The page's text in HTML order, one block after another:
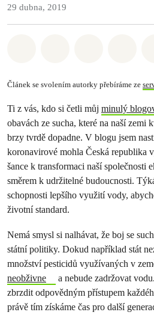
29 dubna, 2019
Článek se svolením autorky přebíráme ze
Ti z vás, kdo si četli můj minulý
obavách ze sucha, které na naší
brzy tvrdě dopadne. V blogu jsem
koronavirové mohla Česká republika
šance k transformaci naší společnosti
směrem k udržitelné budoucnosti.
schopnosti lepšího využití vody,
životní standard.
Nemá smysl si nalhávat, že boj se
státní politiky. Dokud například stát
množství pesticidů využívaných v
neobživne
a nebude zadržovat
zbrzdit odpovědným přístupem
právě tím získáme čas pro další